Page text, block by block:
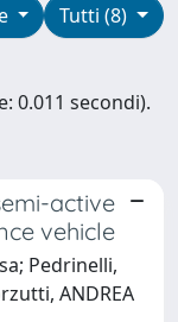
Tutti (8)
0.011 secondi).
active
vehicle
Pedrinelli,
ANDREA